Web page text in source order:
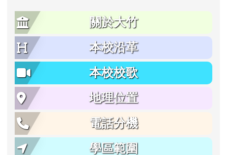
關於大竹
本校沿革
本校校歌
地理位置
電話分機
學區範圍